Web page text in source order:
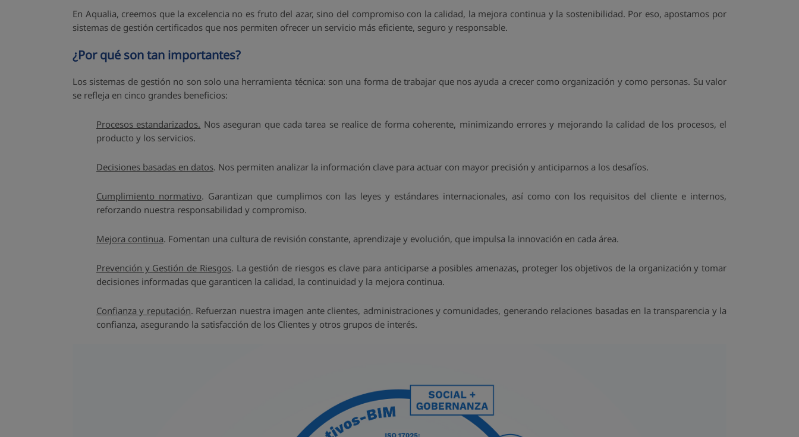
En Aqualia, creemos que la excelencia no es fruto del azar, sino del compromiso con la calidad, la mejora continua y la sostenibilidad. Por eso, apostamos por
sistemas de gestión certificados que nos permiten ofrecer un servicio más eficiente, seguro y responsable.
¿Por qué son tan importantes?
Los sistemas de gestión no son solo una herramienta técnica: son una forma de trabajar que nos ayuda a crecer como organización y como personas. Su valor
se refleja en cinco grandes beneficios:
Procesos estandarizados. Nos aseguran que cada tarea se realice de forma coherente, minimizando errores y mejorando la calidad de los procesos, el
producto y los servicios.
Decisiones basadas en datos. Nos permiten analizar la información clave para actuar con mayor precisión y anticiparnos a los desafíos.
Cumplimiento normativo. Garantizan que cumplimos con las leyes y estándares internacionales, así como con los requisitos del cliente e internos,
reforzando nuestra responsabilidad y compromiso.
Mejora continua. Fomentan una cultura de revisión constante, aprendizaje y evolución, que impulsa la innovación en cada área.
Prevención y Gestión de Riesgos. La gestión de riesgos es clave para anticiparse a posibles amenazas, proteger los objetivos de la organización y tomar
decisiones informadas que garanticen la calidad, la continuidad y la mejora continua.
Confianza y reputación. Refuerzan nuestra imagen ante clientes, administraciones y comunidades, generando relaciones basadas en la transparencia y la
confianza, asegurando la satisfacción de los Clientes y otros grupos de interés.